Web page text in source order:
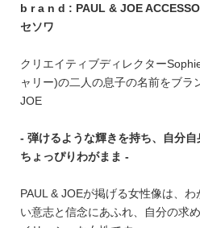
ご利用ガイド
特定商取引法に基づく表記
プライバシーポリシー
b r a n d : PAUL & JOE
セソワ
クリエイティブディレクター
ャリー)の二人の息子の名前をブラ
JOE
- 弾けるような輝きを持ち、自分自
ちょっぴりわがまま -
PAUL & JOEが掲げる女性像は、
い意志と信念にあふれ、自分の求